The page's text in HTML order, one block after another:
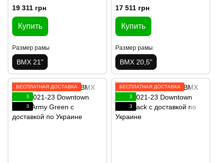
19 311 грн
Купить
Размер рамы
BMX 21"
17 511 грн
Купить
Размер рамы
BMX 20,5"
БЕСПЛАТНАЯ ДОСТАВКА
3
3
БЕСПЛАТНАЯ ДОСТАВКА
3
3